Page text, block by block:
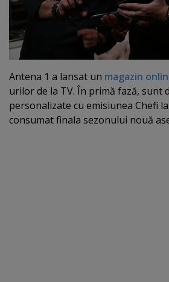
Antena 1 a lansat un magazin
urilor de la TV. În primă fază, sunt
personalizate cu emisiunea Chefi
consumat finala sezonului nouă